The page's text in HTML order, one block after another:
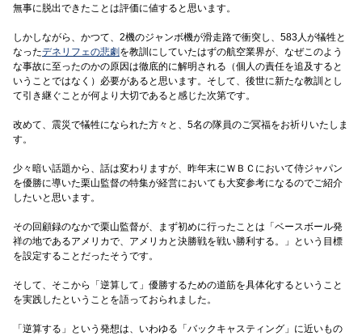
無事に脱出できたことは評価に値すると思います。
しかしながら、かつて、2機のジャンボ機が滑走路で衝突し、583人が犠牲と
なったデネリフェの悲劇を教訓にしていたはずの航空業界が、なぜこのよう
な事故に至ったのかの原因は徹底的に解明される（個人の責任を追及すると
いうことではなく）必要があると思います。そして、後世に新たな教訓とし
て引き継ぐことが何より大切であると感じた次第です。
改めて、震災で犠牲になられた方々と、5名の隊員のご冥福をお祈りいたしま
す。
少々暗い話題から、話は変わりますが、昨年末にＷＢＣにおいて侍ジャパン
を優勝に導いた栗山監督の特集が経営においても大変参考になるのでご紹介
したいと思います。
その回顧録のなかで栗山監督が、まず初めに行ったことは「ベースボール発
祥の地であるアメリカで、アメリカと決勝戦を戦い勝利する。」という目標
を設定することだったそうです。
そして、そこから「逆算して」優勝するための道筋を具体化するということ
を実践したということを語っておられました。
「逆算する」という発想は、いわゆる「バックキャスティング」に近いもの